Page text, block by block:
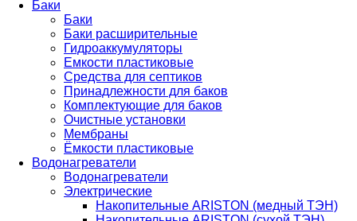
Баки
Баки
Баки расширительные
Гидроаккумуляторы
Емкости пластиковые
Средства для септиков
Принадлежности для баков
Комплектующие для баков
Очистные установки
Мембраны
Ёмкости пластиковые
Водонагреватели
Водонагреватели
Электрические
Накопительные ARISTON (медный ТЭН)